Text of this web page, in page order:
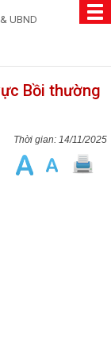
UBND
Bồi thường
14/11/2025